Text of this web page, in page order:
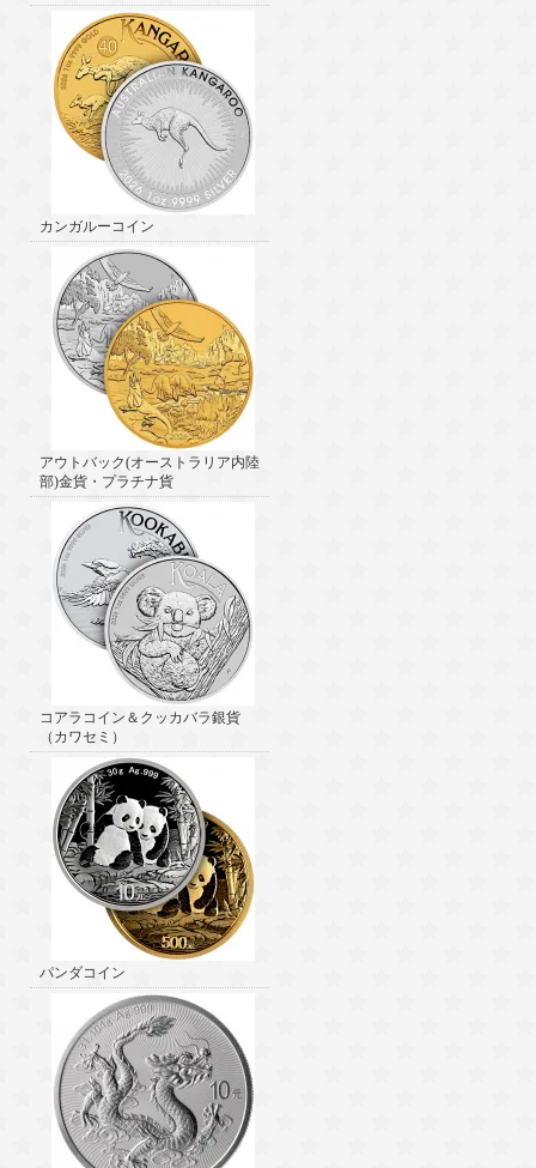
カンガルーコイン
アウトバック(オーストラリア内陸
部)金貨・プラチナ貨
コアラコイン＆クッカバラ銀貨
（カワセミ）
パンダコイン